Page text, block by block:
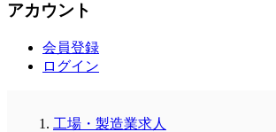
アカウント
会員登録
ログイン
工場・製造業求人